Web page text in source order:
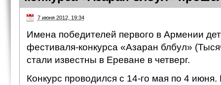
7 июня 2012, 19:34
Имена победителей первого в Армении
фестиваля-конкурса «Азаран блбул»
стали известны в Ереване в четверг.
Конкурс проводился с 14-го мая по 4